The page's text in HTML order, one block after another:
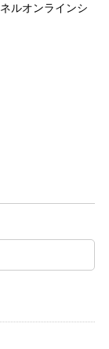
ルオンラインシ